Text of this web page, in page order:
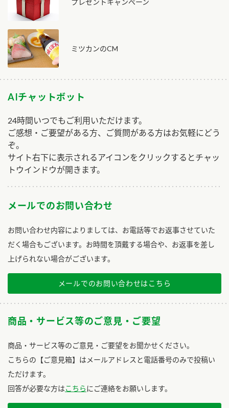
プレゼントキャンペーン
ミツカンのCM
AIチャットボット
24時間いつでもご利用いただけます。
ご感想・ご要望がある方、ご質問がある方はお気軽にどう
ぞ。
サイト右下に表示されるアイコンをクリックするとチャッ
トウインドウが開きます。
メールでのお問い合わせ
お問い合わせ内容によりましては、お電話等でお返事させていた
だく場合もございます。お時間を頂戴する場合や、お返事を差し
上げられない場合がございます。
メールでのお問い合わせはこちら
商品・サービス等のご意見・ご要望
商品・サービス等のご意見・ご要望をお聞かせください。
こちらの【ご意見箱】はメールアドレスと電話番号のみで投稿い
ただけます。
回答が必要な方はこちらにご連絡をお願いします。